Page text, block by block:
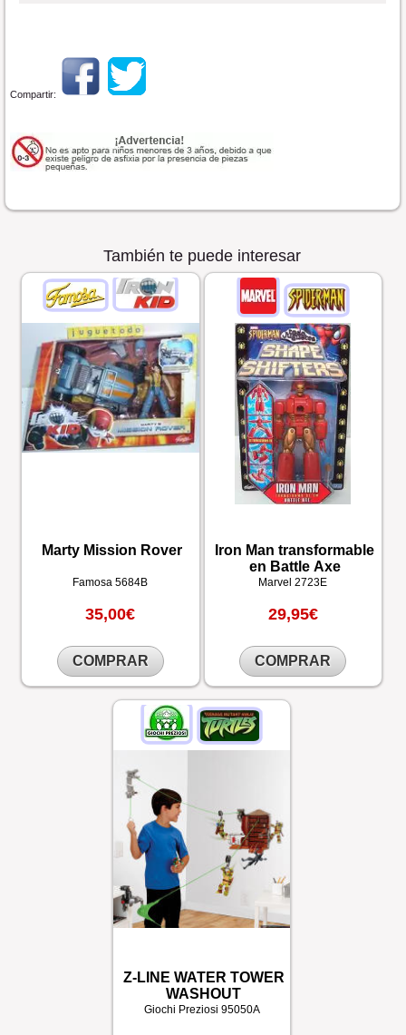
Compartir:
También te puede interesar
Marty Mission Rover
Famosa 5684B
35,00€
COMPRAR
Iron Man transformable
en Battle Axe
Marvel 2723E
29,95€
COMPRAR
Z-LINE WATER TOWER
WASHOUT
Giochi Preziosi 95050A